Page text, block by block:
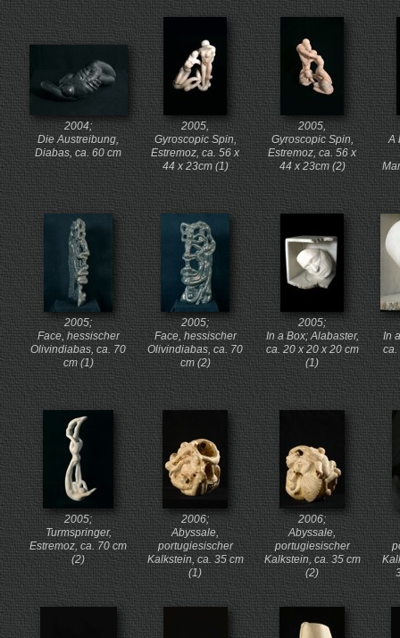
2004;
Die Austreibung,
Diabas, ca. 60 cm
2005,
Gyroscopic Spin,
Estremoz, ca. 56 x
44 x 23cm (1)
2005,
Gyroscopic Spin,
Estremoz, ca. 56 x
44 x 23cm (2)
A
2005;
Face, hessischer
Olivindiabas, ca. 70
cm (1)
2005;
Face, hessischer
Olivindiabas, ca. 70
cm (2)
2005;
In a Box; Alabaster,
ca. 20 x 20 x 20 cm
(1)
In
ca.
2005;
Turmspringer,
Estremoz, ca. 70 cm
(2)
2006;
Abyssale,
portugiesischer
Kalkstein, ca. 35 cm
(1)
2006;
Abyssale,
portugiesischer
Kalkstein, ca. 35 cm
(2)